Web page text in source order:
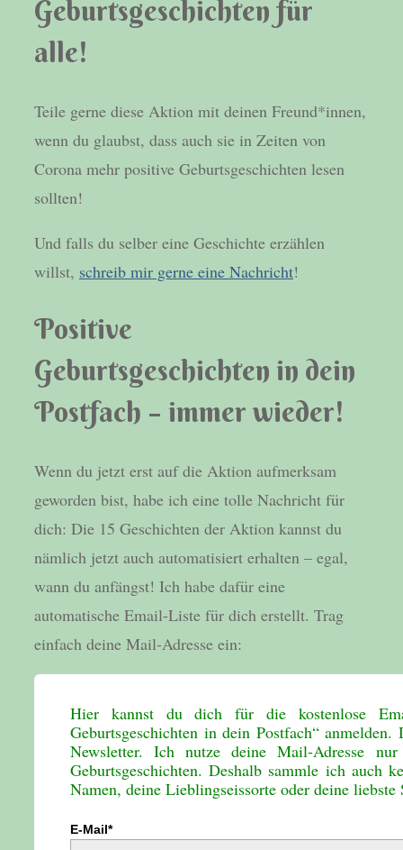
Geburtsgeschichten für
alle!
Teile gerne diese Aktion mit deinen Freund*innen,
wenn du glaubst, dass auch sie in Zeiten von
Corona mehr positive Geburtsgeschichten lesen
sollten!
Und falls du selber eine Geschichte erzählen
willst, schreib mir gerne eine Nachricht!
Positive
Geburtsgeschichten in dein
Postfach – immer wieder!
Wenn du jetzt erst auf die Aktion aufmerksam
geworden bist, habe ich eine tolle Nachricht für
dich: Die 15 Geschichten der Aktion kannst du
nämlich jetzt auch automatisiert erhalten – egal,
wann du anfängst! Ich habe dafür eine
automatische Email-Liste für dich erstellt. Trag
einfach deine Mail-Adresse ein:
Hier kannst du dich für die kostenlose
Geburtsgeschichten in dein Postfach“
Newsletter. Ich nutze deine Mail-Adresse
Geburtsgeschichten. Deshalb sammle ich auch
Namen, deine Lieblingseissorte oder deine
E-Mail*